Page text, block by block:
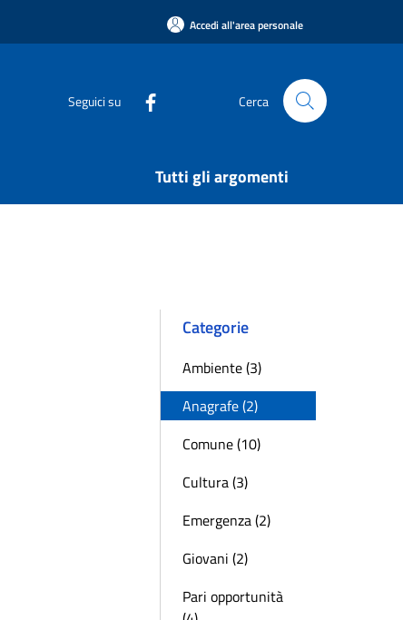
Accedi all'area personale
Seguici su Cerca
Tutti gli argomenti
Categorie
Ambiente (3)
Anagrafe (2)
Comune (10)
Cultura (3)
Emergenza (2)
Giovani (2)
Pari opportunità